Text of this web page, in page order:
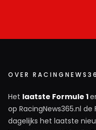
OVER
Het laatste Formule 1
op RacingNews365.nl
dagelijks het laatste